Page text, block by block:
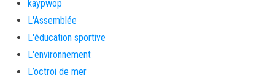
kaypwop
L'Assemblée
L'éducation sportive
L'environnement
L’octroi de mer